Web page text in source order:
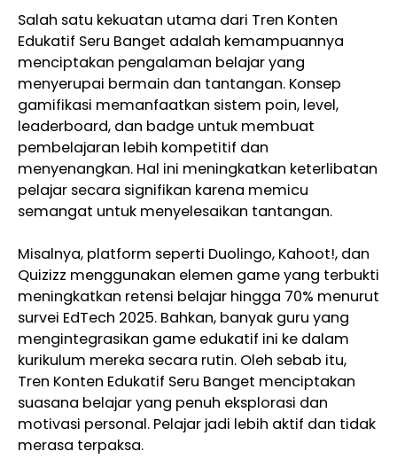
Salah satu kekuatan utama dari Tren Konten
Edukatif Seru Banget adalah kemampuannya
menciptakan pengalaman belajar yang
menyerupai bermain dan tantangan. Konsep
gamifikasi memanfaatkan sistem poin, level,
leaderboard, dan badge untuk membuat
pembelajaran lebih kompetitif dan
menyenangkan. Hal ini meningkatkan keterlibatan
pelajar secara signifikan karena memicu
semangat untuk menyelesaikan tantangan.
Misalnya, platform seperti Duolingo, Kahoot!, dan
Quizizz menggunakan elemen game yang terbukti
meningkatkan retensi belajar hingga 70% menurut
survei EdTech 2025. Bahkan, banyak guru yang
mengintegrasikan game edukatif ini ke dalam
kurikulum mereka secara rutin. Oleh sebab itu,
Tren Konten Edukatif Seru Banget menciptakan
suasana belajar yang penuh eksplorasi dan
motivasi personal. Pelajar jadi lebih aktif dan tidak
merasa terpaksa.